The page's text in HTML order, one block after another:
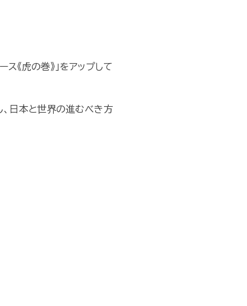
《虎の巻》」をアップして
、日本と世界の進むべき方